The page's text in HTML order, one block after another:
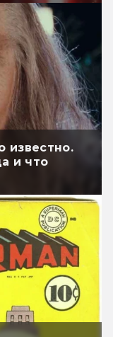
известно.
и что